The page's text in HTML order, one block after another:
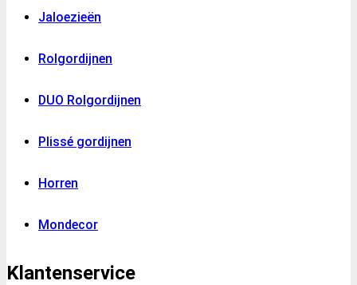
Jaloezieën
Rolgordijnen
DUO Rolgordijnen
Plissé gordijnen
Horren
Mondecor
Klantenservice